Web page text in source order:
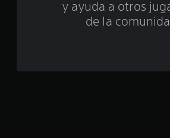
y ayuda a otros
de la